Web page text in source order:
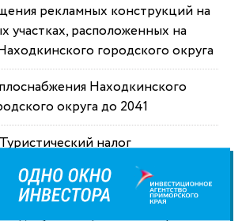
рекламных конструкций на
участках, расположенных на
городского округа
Находкинского
округа до 2041
налог
здоровья работающих
документация по планировке